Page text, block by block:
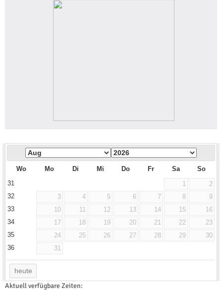
Wo Mo Di Mi Do Fr Sa So
31 1
2
32
3 4 5 6 7 8
9
33
10 11 12 13 14 15
16
34
17 18 19 20 21 22
23
35
24 25 26 27 28 29
30
36
31
heute
Aktuell verfügbare Zeiten: